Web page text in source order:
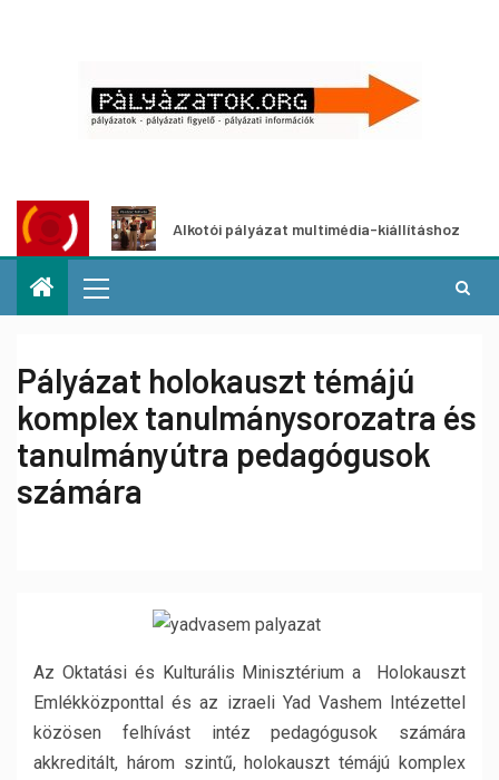
Alkotói pályázat multimédia-kiállításhoz
Pályázat holokauszt témájú
komplex tanulmánysorozatra és
tanulmányútra pedagógusok
számára
Az Oktatási és Kulturális Minisztérium a Holokauszt
Emlékközponttal és az izraeli Yad Vashem Intézettel
közösen felhívást intéz pedagógusok számára
akkreditált, három szintű, holokauszt témájú komplex